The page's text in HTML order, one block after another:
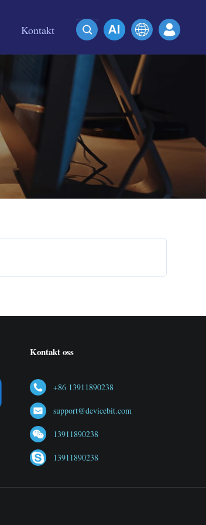
Kontakt
Kontakt oss
+86 13911890238
support@devicebit.com
13911890238
13911890238